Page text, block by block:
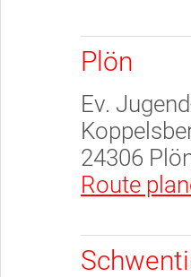
Plön
Ev.
24306
Route